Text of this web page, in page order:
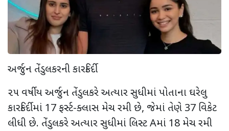
અર્જુન તેંડુલકરની કારકિર્દી
૨૫ વર્ષીય અર્જુન તેંડુલકરે અત્યાર સુધીમાં પોતાના ઘરેલુ
કારકિર્દીમાં 17 ફર્સ્ટ-ક્લાસ મેચ રમી છે, જેમાં તેણે 37 વિકેટ
લીધી છે. તેંડુલકરે અત્યાર સુધીમાં લિસ્ટ Aમાં 18 મેચ રમી